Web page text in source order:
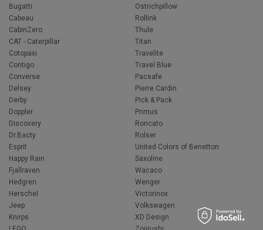
Bugatti
Cabeau
CabinZero
CAT - Caterpillar
Cotopaxi
Contigo
Converse
Delsey
Derby
Doppler
Discovery
Dr.Bacty
Esprit
Happy Rain
Fjallraven
Hedgren
Herschel
Jeep
Knirps
Ostrichpillow
Rollink
Thule
Titan
Travelite
Travel Blue
Pacsafe
Pierre Cardin
Pick & Pack
Primus
Roncato
Rolser
United Colors of Benetton
Saxoline
Wacaco
Wenger
Victorinox
Volkswagen
XD Design